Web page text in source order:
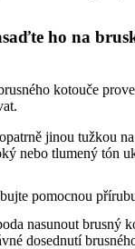
ho na
kotouče
jinou tužkou
nebo tlumený tón
pomocnou
nasunout brusný
dosednutí